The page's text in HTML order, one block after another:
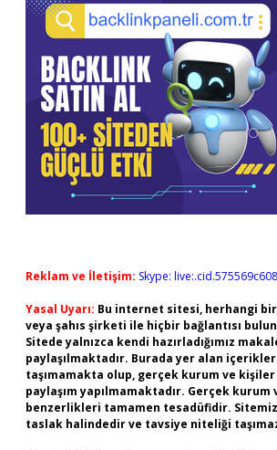
Reklam ve İletişim: Skype:
Yasal Uyarı: Bu internet sitesi, herhangi
veya şahıs şirketi ile hiçbir bağlantısı
Sitede yalnızca kendi hazırladığımız
paylaşılmaktadır. Burada yer alan
taşımamakta olup, gerçek kurum ve kişiler
paylaşım yapılmamaktadır. Gerçek
benzerlikleri tamamen tesadüfidir.
taslak halindedir ve tavsiye niteliği